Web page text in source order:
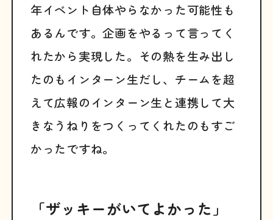
年イベント自体やらなかった可能性も
あるんです。企画をやるって言ってく
れたから実現した。その熱を生み出し
たのもインターン生だし、チームを超
えて広報のインターン生と連携して大
きなうねりをつくってくれたのもすご
かったですね。
「ザッキーがいてよかった」